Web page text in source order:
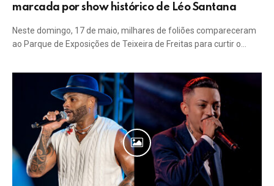
marcada por show histórico de Léo Santana
Neste domingo, 17 de maio, milhares de foliões compareceram
ao Parque de Exposições de Teixeira de Freitas para curtir o…